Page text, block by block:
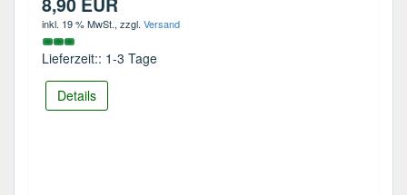
inkl. 19 % MwSt., zzgl. Versand
Lieferzeit:: 1-3 Tage
Details